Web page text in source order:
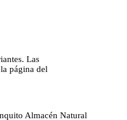
Las
página del